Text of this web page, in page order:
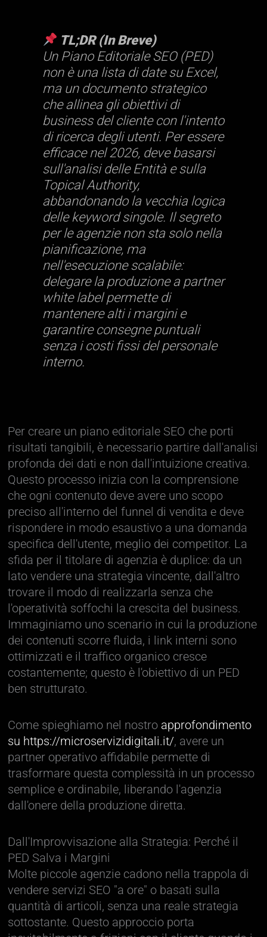
TL;DR (In Breve)
Un Piano Editoriale SEO (PED)
non è una lista di date su Excel,
ma un documento strategico
che allinea gli obiettivi di
business del cliente con l'intento
di ricerca degli utenti. Per essere
efficace nel 2026, deve basarsi
sull'analisi delle Entità e sulla
Topical Authority,
abbandonando la vecchia logica
delle keyword singole. Il segreto
per le agenzie non sta solo nella
pianificazione, ma
nell'esecuzione scalabile:
delegare la produzione a partner
white label permette di
mantenere alti i margini e
garantire consegne puntuali
senza i costi fissi del personale
interno.
Per creare un piano editoriale SEO che porti
risultati tangibili, è necessario partire dall'analisi
profonda dei dati e non dall'intuizione creativa.
Questo processo inizia con la comprensione
che ogni contenuto deve avere uno scopo
preciso all'interno del funnel di vendita e deve
rispondere in modo esaustivo a una domanda
specifica dell'utente, meglio dei competitor. La
sfida per il titolare di agenzia è duplice: da un
lato vendere una strategia vincente, dall'altro
trovare il modo di realizzarla senza che
l'operatività soffochi la crescita del business.
Immaginiamo uno scenario in cui la produzione
dei contenuti scorre fluida, i link interni sono
ottimizzati e il traffico organico cresce
costantemente; questo è l'obiettivo di un PED
ben strutturato.
Come spieghiamo nel nostro approfondimento
su https://microservizidigitali.it/, avere un
partner operativo affidabile permette di
trasformare questa complessità in un processo
semplice e ordinabile, liberando l'agenzia
dall'onere della produzione diretta.
Dall'Improvvisazione alla Strategia: Perché il
PED Salva i Margini
Molte piccole agenzie cadono nella trappola di
vendere servizi SEO "a ore" o basati sulla
quantità di articoli, senza una reale strategia
sottostante. Questo approccio porta